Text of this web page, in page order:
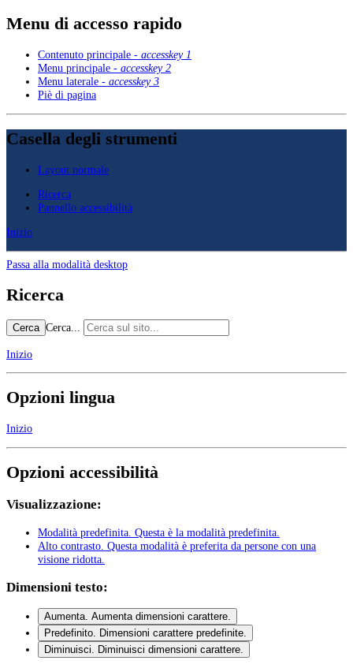
Menu di accesso rapido
Contenuto principale - accesskey 1
Menu principale - accesskey 2
Menu laterale - accesskey 3
Piè di pagina
Casella degli strumenti
Layout normale
Ricerca
Pannello accessibilità
Inizio
Passa alla modalità desktop
Ricerca
Cerca Cerca...
Inizio
Opzioni lingua
Inizio
Opzioni accessibilità
Visualizzazione:
Modalità predefinita . Questa è la modalità predefinita.
Alto contrasto . Questa modalità è preferita da persone con una
visione ridotta.
Dimensioni testo:
Aumenta. Aumenta dimensioni carattere.
Predefinito. Dimensioni carattere predefinite.
Diminuisci. Diminuisci dimensioni carattere.